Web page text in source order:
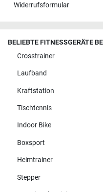
Widerrufsformular
BELIEBTE FITNESSGERÄTE
Crosstrainer
Laufband
Kraftstation
Tischtennis
Indoor Bike
Boxsport
Heimtrainer
Stepper